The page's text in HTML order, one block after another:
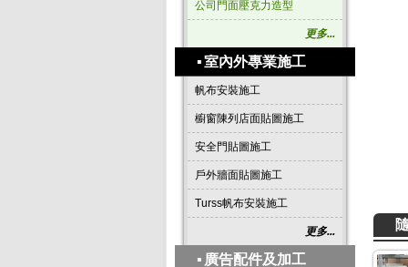
公司門面壓克力造型
更多...
▪室內外專業施工
帆布安裝施工
櫥窗陳列店面貼圖施工
安全門貼圖施工
戶外牆面貼圖施工
Turss帆布安裝施工
更多...
▪ 廣告配件及加工